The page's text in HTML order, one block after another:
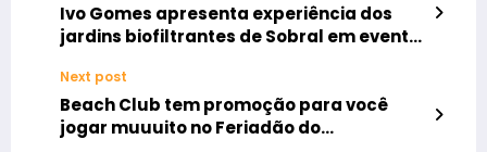
Ivo Gomes apresenta experiência dos
jardins biofiltrantes de Sobral em evento
Next post
Beach Club tem promoção para você
jogar muuuito no Feriadão do